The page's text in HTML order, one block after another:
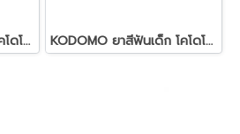
KODOMO ยาสีฟันเด็ก โคโดโม ชนิดครีม สูตรอัลตร้า KODOMO ยาสีฟันเด็ก โคโดโม ชนิดครีม สูตรอัลตร้า ชิลด์ 40 กรัม